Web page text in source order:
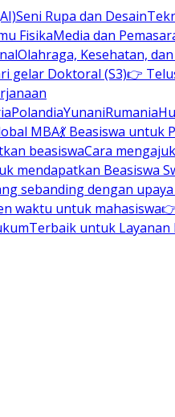
Seni Rupa dan Desain
FisikaMedia dan
Olahraga, Kesehatan,
gelar Doktoral (S3)👉
PolandiaYunaniRumania
MBA💃 Beasiswa untuk
beasiswaCara
mendapatkan Beasiswa
sebanding dengan
waktu untuk mahasiswa
Terbaik untuk Layanan